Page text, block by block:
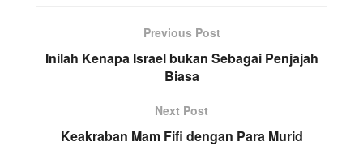
Previous Post
Inilah Kenapa Israel bukan Sebagai Penjajah
Biasa
Next Post
Keakraban Mam Fifi dengan Para Murid